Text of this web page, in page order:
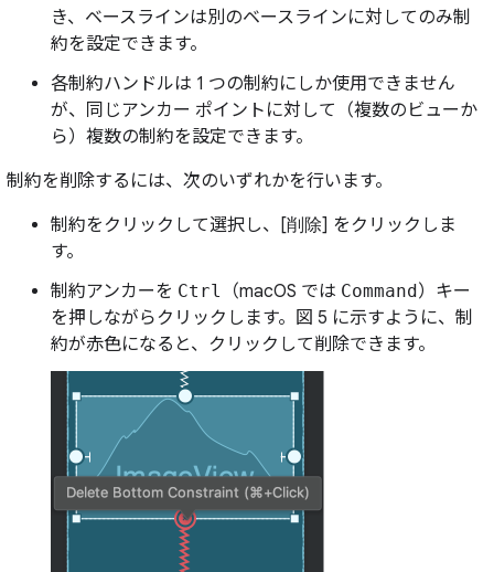
き、ベースラインは別のベースラインに対してのみ制
約を設定できます。
各制約ハンドルは 1 つの制約にしか使用できません
が、同じアンカー ポイントに対して（複数のビューか
ら）複数の制約を設定できます。
制約を削除するには、次のいずれかを行います。
制約をクリックして選択し、[削除] をクリックしま
す。
制約アンカーを Ctrl （macOS では Command）キー
を押しながらクリックします。図 5 に示すように、制
約が赤色になると、クリックして削除できます。